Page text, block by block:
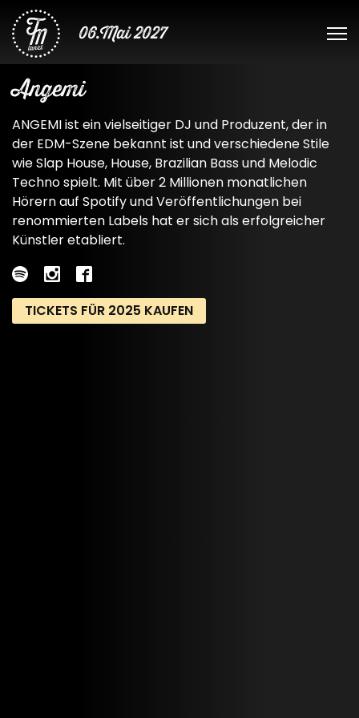
06.Mai 2027
Angemi
ANGEMI ist ein vielseitiger DJ und Produzent, der in
der EDM-Szene bekannt ist und verschiedene Stile
wie Slap House, House, Brazilian Bass und Melodic
Techno spielt. Mit über 2 Millionen monatlichen
Hörern auf Spotify und Veröffentlichungen bei
renommierten Labels hat er sich als erfolgreicher
Künstler etabliert.
TICKETS FÜR 2025 KAUFEN